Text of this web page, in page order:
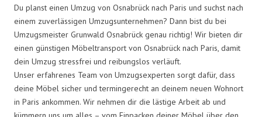
Du planst einen Umzug von Osnabrück nach Paris und suchst nach
einem zuverlässigen Umzugsunternehmen? Dann bist du bei
Umzugsmeister Grunwald Osnabrück genau richtig! Wir bieten dir
einen günstigen Möbeltransport von Osnabrück nach Paris, damit
dein Umzug stressfrei und reibungslos verläuft.
Unser erfahrenes Team von Umzugsexperten sorgt dafür, dass
deine Möbel sicher und termingerecht an deinem neuen Wohnort
in Paris ankommen. Wir nehmen dir die lästige Arbeit ab und